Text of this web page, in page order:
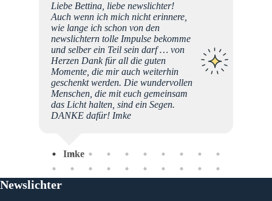
Liebe Bettina, liebe newslichter!
Auch wenn ich mich nicht erinnere,
wie lange ich schon von den
newslichtern tolle Impulse bekomme
und selber ein Teil sein darf … von
Herzen Dank für all die guten
Momente, die mir auch weiterhin
geschenkt werden. Die wundervollen
Menschen, die mit euch gemeinsam
das Licht halten, sind ein Segen.
DANKE dafür! Imke
Imke
Newslichter